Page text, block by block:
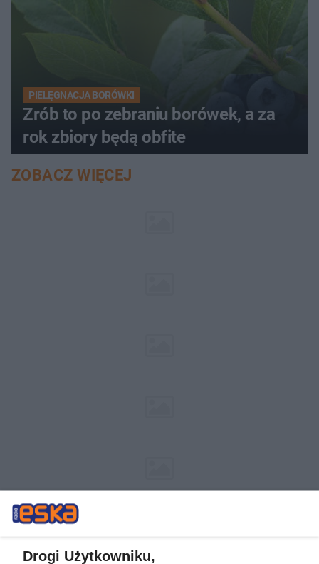
PIELĘGNACJA BORÓWKI
Zrób to po zebraniu borówek, a za
rok zbiory będą obfite
ZOBACZ WIĘCEJ
Drogi Użytkowniku,